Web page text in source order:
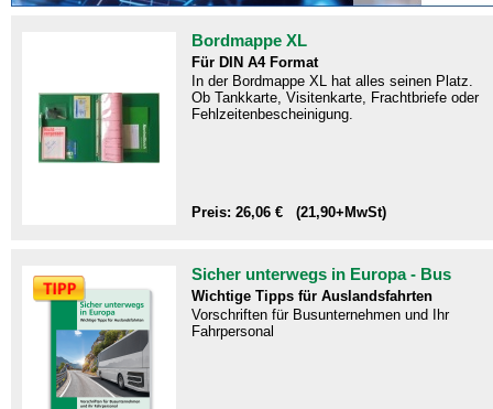
Bordmappe XL
Für DIN A4 Format
In der Bordmappe XL hat alles seinen Platz.
Ob Tankkarte, Visitenkarte, Frachtbriefe oder
Fehlzeitenbescheinigung.
Preis: 26,06 € (21,90+MwSt)
Sicher unterwegs in Europa - Bus
Wichtige Tipps für Auslandsfahrten
Vorschriften für Busunternehmen und Ihr
Fahrpersonal